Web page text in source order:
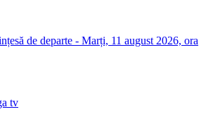
de departe - Marți, 11 august 2026, ora